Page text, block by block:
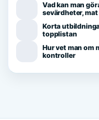
Vad kan man
sevärdheter,
Korta
topplistan
Hur vet man om
kontroller